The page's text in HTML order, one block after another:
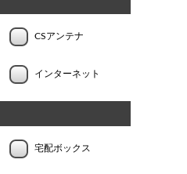
CSアンテナ
インターネット
宅配ボックス